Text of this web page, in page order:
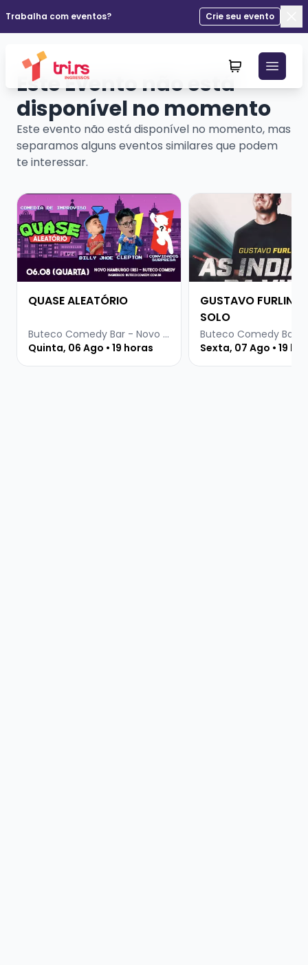
Trabalha com eventos?
Crie seu evento
Este Evento não está
disponível no momento
Este evento não está disponível no momento, mas
separamos alguns eventos similares que podem
te interessar.
Veja mais sobre QUASE ALEATÓRIO
QUASE ALEATÓRIO
Buteco Comedy Bar - Novo Hamburgo
Quinta, 06 Ago • 19 horas
Veja mais sobre
GUSTAVO FURLIN -
SOLO
Sexta, 07 Ago • 19